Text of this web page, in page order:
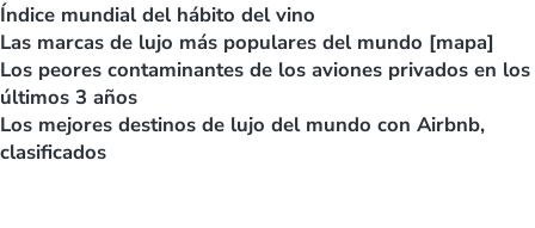
Índice mundial del hábito del vino
Las marcas de lujo más populares del mundo [mapa]
Los peores contaminantes de los aviones privados en los
últimos 3 años
Los mejores destinos de lujo del mundo con Airbnb,
clasificados